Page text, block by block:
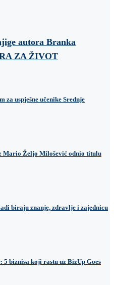
autora Branka
ZA ŽIVOT
uspješne učenike Srednje
Mario Željo Milošević odnio titulu
biraju znanje, zdravlje i zajednicu
5 biznisa koji rastu uz BizUp Goes